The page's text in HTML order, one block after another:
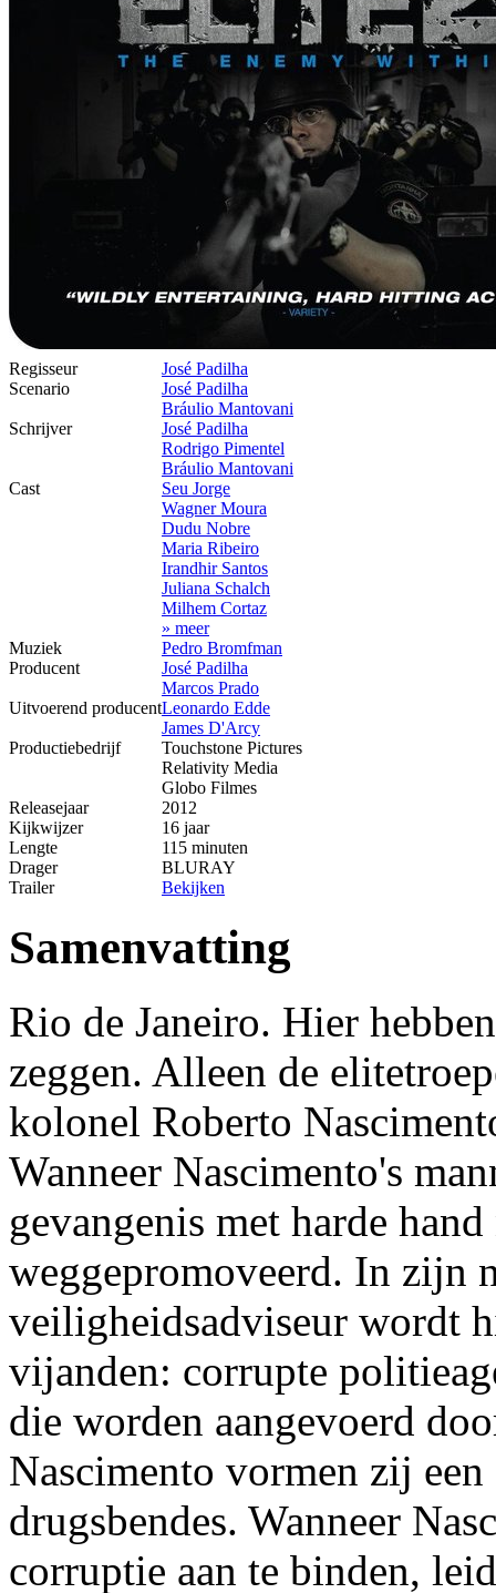
Regisseur
José Padilha
Scenario
José Padilha
Bráulio Mantovani
Schrijver
José Padilha
Rodrigo Pimentel
Bráulio Mantovani
Cast
Seu Jorge
Wagner Moura
Dudu Nobre
Maria Ribeiro
Irandhir Santos
Juliana Schalch
Milhem Cortaz
» meer
Muziek
Pedro Bromfman
Producent
José Padilha
Marcos Prado
Uitvoerend producentLeonardo Edde
James D'Arcy
Productiebedrijf
Touchstone Pictures
Relativity Media
Globo Filmes
Releasejaar
2012
Kijkwijzer
16 jaar
Lengte
115 minuten
Drager
BLURAY
Trailer
Bekijken
Samenvatting
Rio de Janeiro. Hier
zeggen. Alleen de
kolonel Roberto
Wanneer Nascimento's
gevangenis met harde
weggepromoveerd. In zijn
veiligheidsadviseur wordt
vijanden: corrupte
die worden aangevoerd
Nascimento vormen zij
drugsbendes. Wanneer
corruptie aan te binden,